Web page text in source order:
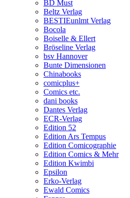
BD Must
Beltz Verlag
BESTIEunlmt Verlag
Bocola
Boiselle & Ellert
Bröseline Verlag
bsv Hannover
Bunte Dimensionen
Chinabooks
comicplus+
Comics etc.
dani books
Dantes Verlag
ECR-Verlag
Edition 52
Edition Ars Tempus
Edition Comicographie
Edition Comics & Mehr
Edition Kwimbi
Epsilon
Erko-Verlag
Ewald Comics